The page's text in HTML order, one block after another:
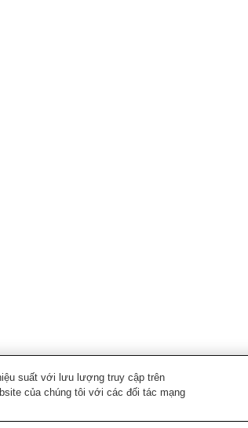
suất với lưu lượng truy cập trên
của chúng tôi với các đối tác mạng